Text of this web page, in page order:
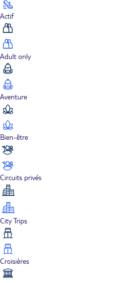
Actif
Adult only
Aventure
Bien-être
Circuits privés
City Trips
Croisières